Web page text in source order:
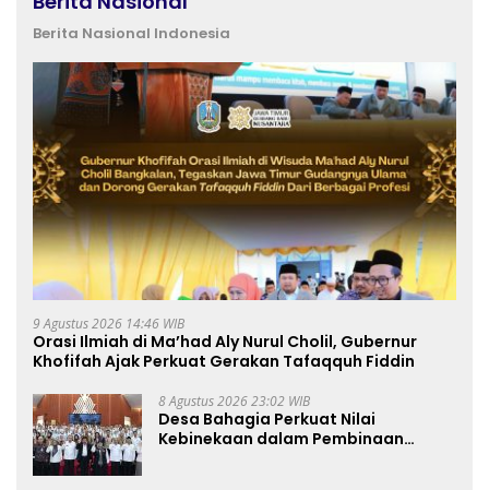
Berita Nasional Indonesia
9 Agustus 2026 14:46 WIB
Orasi Ilmiah di Ma’had Aly Nurul Cholil, Gubernur
Khofifah Ajak Perkuat Gerakan Tafaqquh Fiddin
8 Agustus 2026 23:02 WIB
Desa Bahagia Perkuat Nilai
Kebinekaan dalam Pembinaan